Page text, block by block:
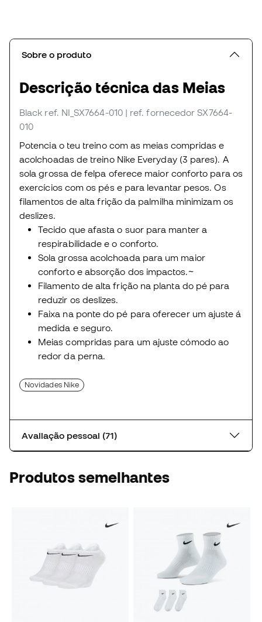
Sobre o produto
Descrição técnica das Meias
Black ref. NI_SX7664-010 | ref. fornecedor SX7664-
010
Potencia o teu treino com as meias compridas e
acolchoadas de treino Nike Everyday (3 pares). A
sola grossa de felpa oferece maior conforto para os
exercícios com os pés e para levantar pesos. Os
filamentos de alta frição da palmilha minimizam os
deslizes.
Tecido que afasta o suor para manter a
respirabilidade e o conforto.
Sola grossa acolchoada para um maior
conforto e absorção dos impactos.~
Filamento de alta frição na planta do pé para
reduzir os deslizes.
Faixa na ponte do pé para oferecer um ajuste á
medida e seguro.
Meias compridas para um ajuste cómodo ao
redor da perna.
Novidades Nike
Avaliação pessoal (71)
Produtos semelhantes